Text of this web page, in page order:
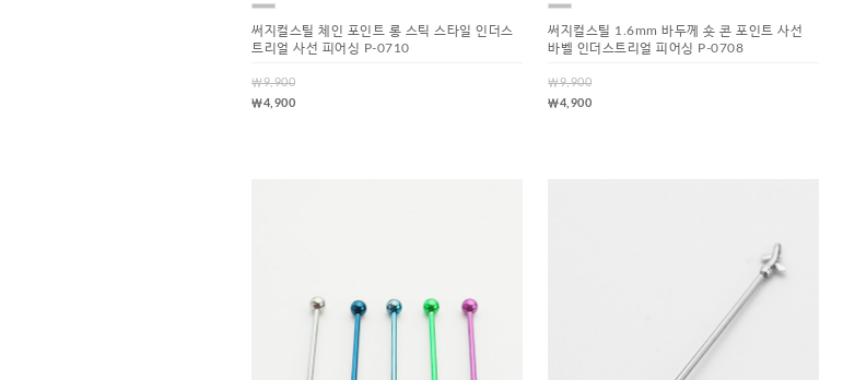
써지컬스틸 체인 포인트 롱 스틱 스타일 인더스
트리얼 사선 피어싱 P-0710
￦9,900
￦4,900
써지컬스틸 1.6mm 바두께 숏 콘 포인트 사선
바벨 인더스트리얼 피어싱 P-0708
￦9,900
￦4,900